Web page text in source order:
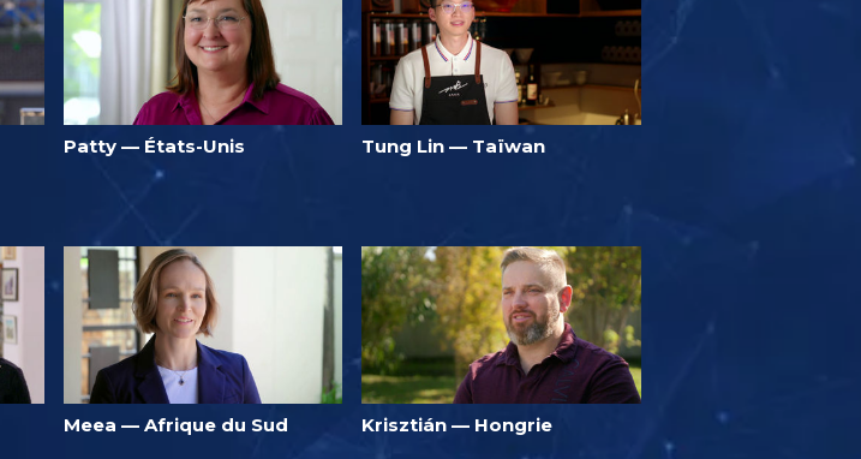
Patty — États-Unis Tung Lin — Taïwan
Meea — Afrique du Sud Krisztián — Hongrie